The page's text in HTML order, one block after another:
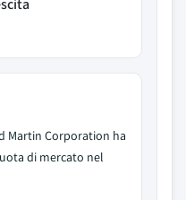
Martin Corporation ha
di mercato nel